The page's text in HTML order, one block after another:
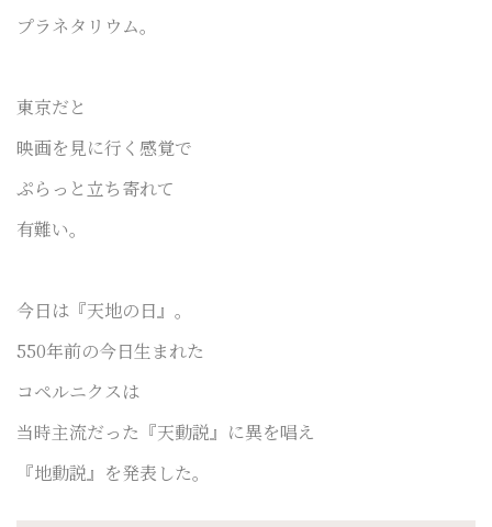
プラネタリウム。
東京だと
映画を見に行く感覚で
ぷらっと立ち寄れて
有難い。
今日は『天地の日』。
550年前の今日生まれた
コペルニクスは
当時主流だった『天動説』に異を唱え
『地動説』を発表した。